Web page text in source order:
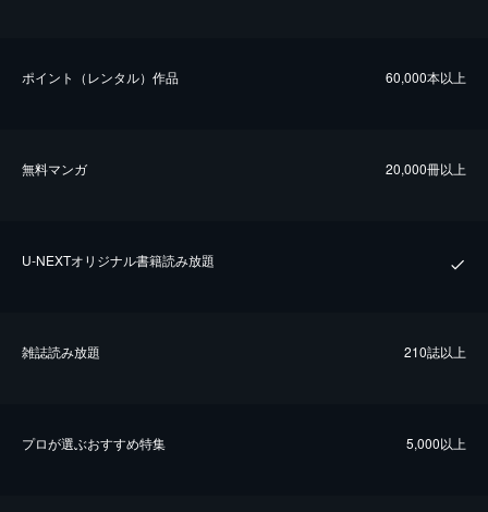
ポイント（レンタル）作品 60,000本以上
無料マンガ 20,000冊以上
U-NEXTオリジナル書籍読み放題
雑誌読み放題 210誌以上
プロが選ぶおすすめ特集 5,000以上